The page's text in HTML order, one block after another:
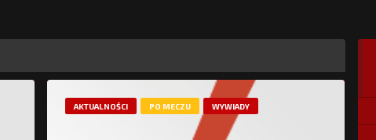
AKTUALNOŚCI PO MECZU WYWIADY